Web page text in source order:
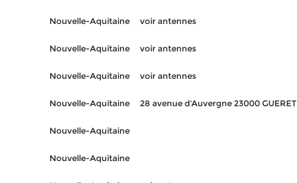
Nouvelle-Aquitaine voir antennes
Nouvelle-Aquitaine voir antennes
Nouvelle-Aquitaine voir antennes
Nouvelle-Aquitaine 28 avenue d'Auvergne 23000 GUERET
Nouvelle-Aquitaine
Nouvelle-Aquitaine